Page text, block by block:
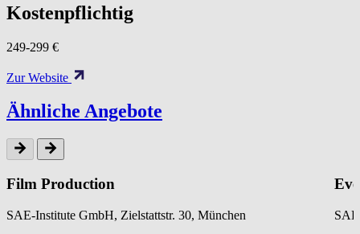
Kostenpflichtig
249-299 €
Zur Website
Ähnliche Angebote
Film Production
SAE-Institute GmbH, Zielstattstr. 30, München